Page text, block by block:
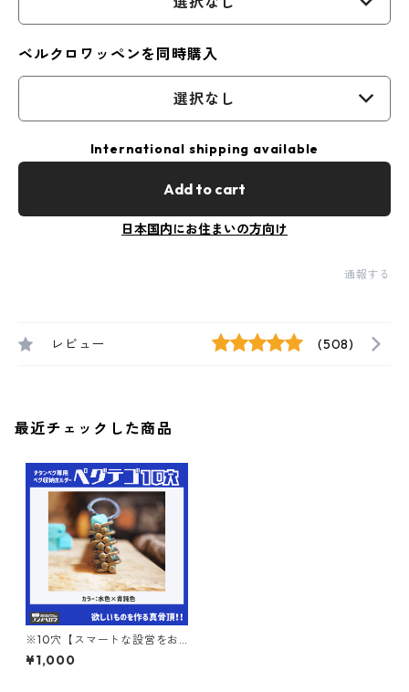
ベルクロワッペンを同時購入
選択なし
International shipping available
Add to cart
日本国内にお住まいの方向け
通報する
レビュー (508)
最近チェックした商品
※10穴【スマートな設営をお
手伝い!】『ペグテゴ』チタン
ペグ専用ホルダー
¥1,000